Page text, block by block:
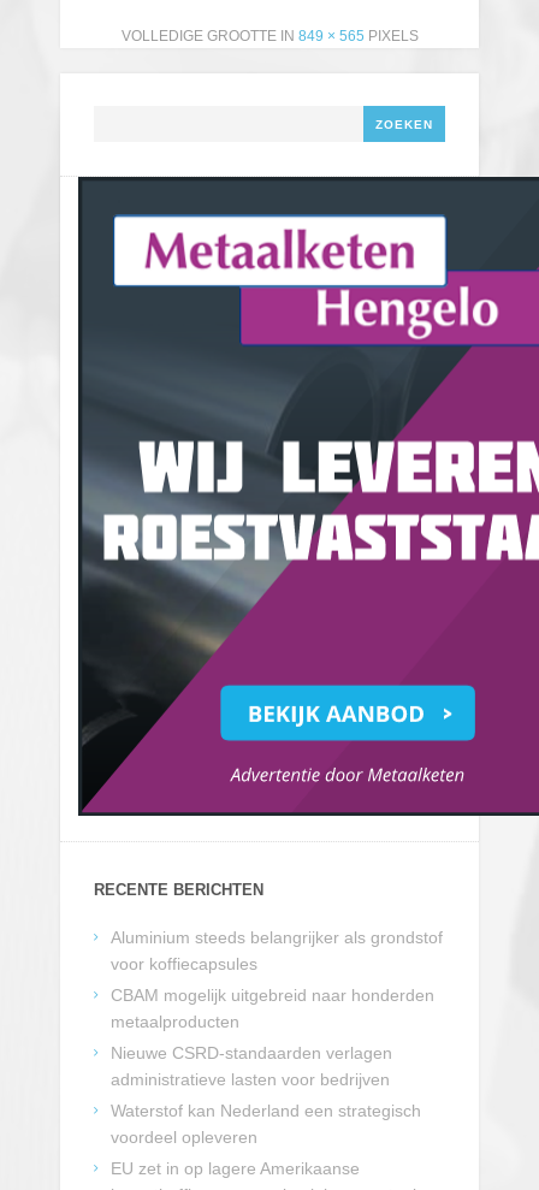
VOLLEDIGE GROOTTE IN 849 × 565 PIXELS
RECENTE BERICHTEN
Aluminium steeds belangrijker als grondstof
voor koffiecapsules
CBAM mogelijk uitgebreid naar honderden
metaalproducten
Nieuwe CSRD-standaarden verlagen
administratieve lasten voor bedrijven
Waterstof kan Nederland een strategisch
voordeel opleveren
EU zet in op lagere Amerikaanse